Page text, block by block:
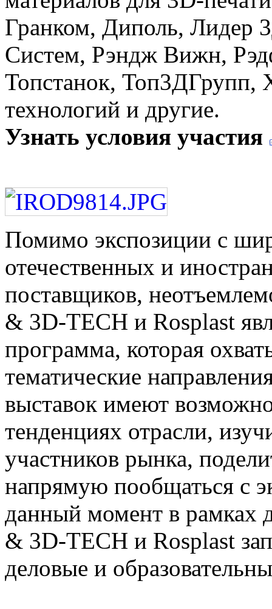
Гранком, Диполь, Лидер
Систем, Рэндж Вижн,
Топстанок, Топ3ДГрупп,
технологий и другие.
Узнать условия участия
Помимо экспозиции с
отечественных и
поставщиков,
& 3D-TECH и Rosplast
программа, которая
тематические
выставок имеют
тенденциях отрасли,
участников рынка,
напрямую пообщаться с
данный момент в рамках
& 3D-TECH и Rosplast
деловые и